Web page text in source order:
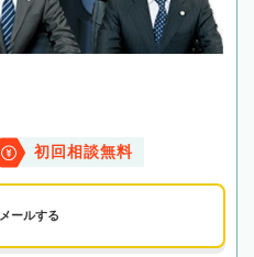
初回相談無料
メールする